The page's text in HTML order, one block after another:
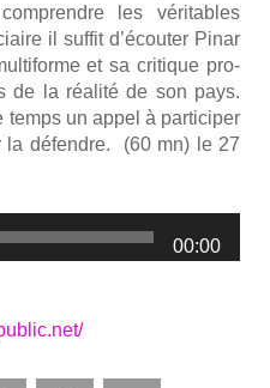
les véri­tables
il suf­fit d’é­cou­ter Pinar
et sa cri­tique pro­
de la réa­li­té de son pays.
temps un appel à par­ti­ci­per
la défendre. (60 mn) le 27
00:00